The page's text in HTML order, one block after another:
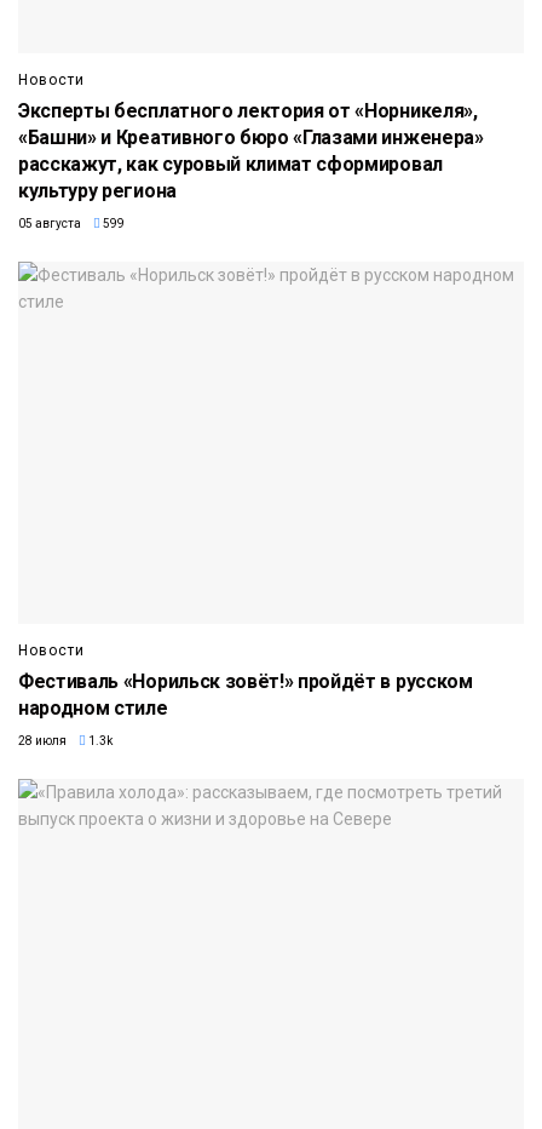
Новости
Эксперты бесплатного лектория от «Норникеля»,
«Башни» и Креативного бюро «Глазами инженера»
расскажут, как суровый климат сформировал
культуру региона
05 августа 599
Новости
Фестиваль «Норильск зовёт!» пройдёт в русском
народном стиле
28 июля 1.3k